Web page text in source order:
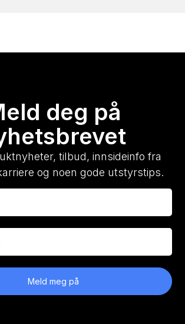
deg på
tilbud, innsideinfo fra
og noen gode utstyrstips.
Meld meg på